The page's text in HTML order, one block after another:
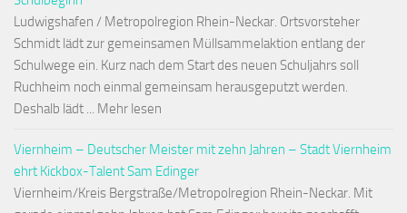
Ludwigshafen / Metropolregion Rhein-Neckar. Ortsvorsteher
Schmidt lädt zur gemeinsamen Müllsammelaktion entlang der
Schulwege ein. Kurz nach dem Start des neuen Schuljahrs soll
Ruchheim noch einmal gemeinsam herausgeputzt werden.
Deshalb lädt ... Mehr lesen
Viernheim – Deutscher Meister mit zehn Jahren – Stadt Viernheim
ehrt Kickbox-Talent Sam Edinger
Viernheim/Kreis Bergstraße/Metropolregion Rhein-Neckar. Mit